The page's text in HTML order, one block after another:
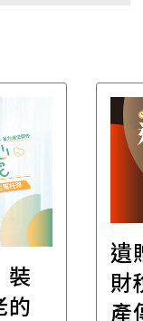
裝
的
遺
財
產